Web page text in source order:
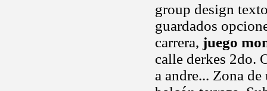
group design
guardados
carrera, juego
calle derkes 2do.
a andre... Zona